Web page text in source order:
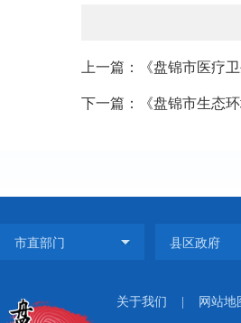
上一篇：《盘锦市医疗
下一篇：《盘锦市生态
关于我们 网站地